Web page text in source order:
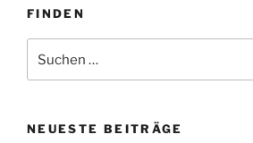
FINDEN
nach:
NEUESTE BEITRÄGE